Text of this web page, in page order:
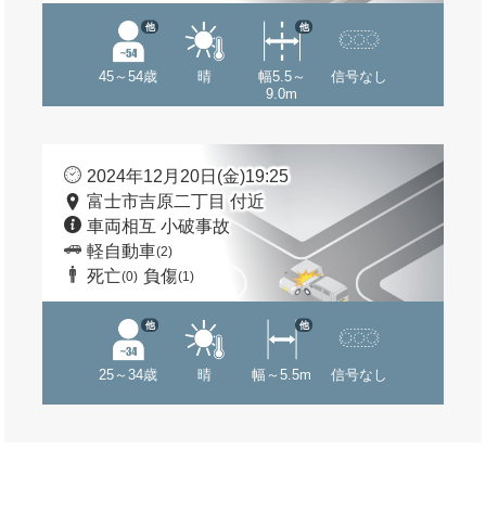
45～54歳
他
晴
幅5.5～
9.0m
他
信号なし
2024年12月20日(金)19:25
富士市吉原二丁目 付近
車両相互 小破事故
軽自動車(2)
死亡(0) 負傷(1)
25～34歳
他
晴 幅～5.5m
他
信号なし